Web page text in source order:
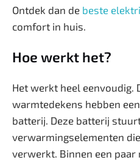
Ontdek dan de beste
comfort in huis.
Hoe werkt het?
Het werkt heel eenvoudig.
warmtedekens hebben
batterij. Deze batterij
verwarmingselementen
verwerkt. Binnen een paar